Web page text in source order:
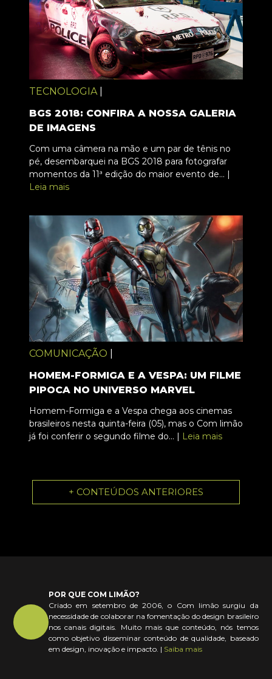
TECNOLOGIA
BGS 2018: CONFIRA A NOSSA GALERIA
DE IMAGENS
Com uma câmera na mão e um par de tênis no
pé, desembarquei na BGS 2018 para fotografar
momentos da 11ª edição do maior evento de... |
Leia mais
COMUNICAÇÃO
HOMEM-FORMIGA E A VESPA: UM FILME
PIPOCA NO UNIVERSO MARVEL
Homem-Formiga e a Vespa chega aos cinemas
brasileiros nesta quinta-feira (05), mas o Com limão
já foi conferir o segundo filme do... | Leia mais
+ CONTEÚDOS ANTERIORES
POR QUE COM LIMÃO?
Criado em setembro de 2006, o Com limão surgiu da
necessidade de colaborar na fomentação do design brasileiro
nos canais digitais. Muito mais que conteúdo, nós temos
como objetivo disseminar conteúdo de qualidade, baseado
em design, inovação e impacto. | Saiba mais